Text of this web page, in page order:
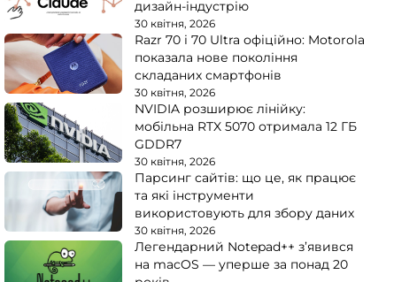
дизайн-індустрію
30 квітня, 2026
Razr 70 і 70 Ultra офіційно: Motorola
показала нове покоління
складаних смартфонів
30 квітня, 2026
NVIDIA розширює лінійку:
мобільна RTX 5070 отримала 12 ГБ
GDDR7
30 квітня, 2026
Парсинг сайтів: що це, як працює
та які інструменти
використовують для збору даних
30 квітня, 2026
Легендарний Notepad++ з’явився
на macOS — уперше за понад 20